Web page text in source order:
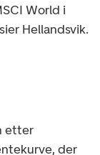
World i
Hellandsvik.
etter
der